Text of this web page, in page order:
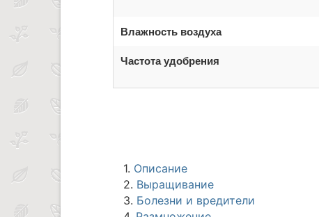
Влажность воздуха
Частота удобрения
1. Описание
2. Выращивание
3. Болезни и вредители